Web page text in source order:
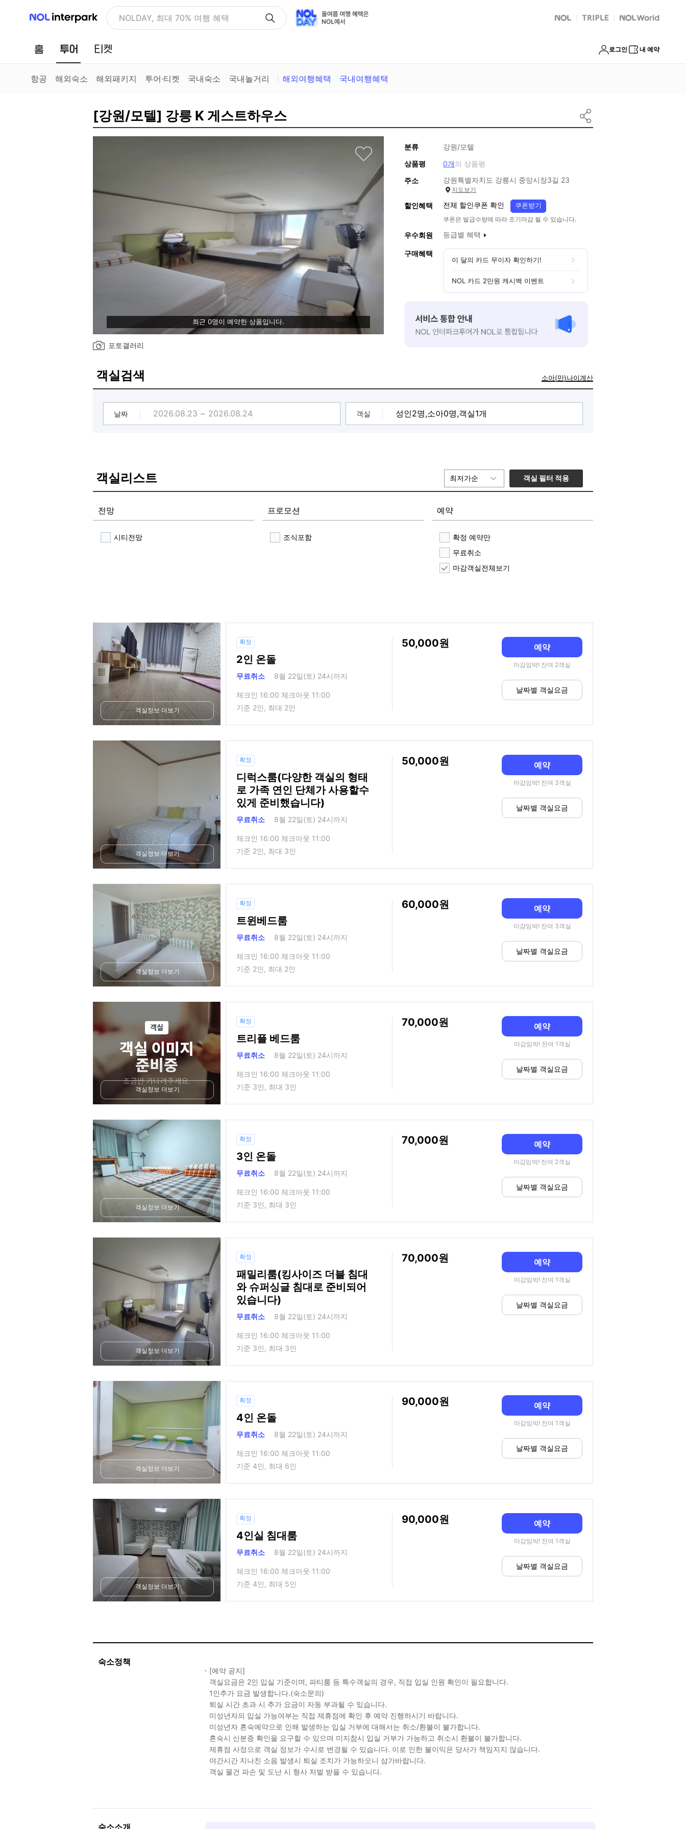
NOL 인터파크 NOLDAY, 최대 70% 여행 혜택 NOL 트리플 Global Interpark
홈 투어 로그인 내 예약
항공 해외숙소 해외패키지 투어·티켓 국내숙소 국내놀거리 해외여행혜택 국내여행혜택
[강원/모텔] 강릉 K 게스트하우스
최근 0명이 예약한 상품입니다.
포토갤러리
분류
강원/모텔
상품평
0개의 상품평
주소
강원특별자치도 강릉시 중앙시장3길 23
지도보기
할인혜택 전체 할인쿠폰 확인 쿠폰받기
쿠폰은 발급수량에 따라 조기마감 될 수 있습니다.
우수회원 등급별 혜택
구매혜택
이 달의 카드 무이자 확인하기!
NOL 카드 2만원 캐시백 이벤트
객실검색 소아(만)나이계산
날짜 객실
객실리스트 최저가순 객실 필터 적용
전망
시티전망
프로모션
조식포함
예약
확정 예약만
무료취소
마감객실전체보기
객실정보 더보기
확정
2인 온돌
무료취소 8월 22일(토) 24시까지
체크인 16:00 체크아웃 11:00
기준 2인, 최대 2인
50,000 예약
마감임박! 잔여 2객실
날짜별 객실요금
객실정보 더보기
확정
디럭스룸(다양한 객실의 형태
로 가족 연인 단체가 사용할수
있게 준비했습니다)
무료취소 8월 22일(토) 24시까지
체크인 16:00 체크아웃 11:00
기준 2인, 최대 3인
50,000 예약
마감임박! 잔여 3객실
날짜별 객실요금
객실정보 더보기
확정
트윈베드룸
무료취소 8월 22일(토) 24시까지
체크인 16:00 체크아웃 11:00
기준 2인, 최대 2인
60,000 예약
마감임박! 잔여 3객실
날짜별 객실요금
객실정보 더보기
확정
트리플 베드룸
무료취소 8월 22일(토) 24시까지
체크인 16:00 체크아웃 11:00
기준 3인, 최대 3인
70,000 예약
마감임박! 잔여 1객실
날짜별 객실요금
객실정보 더보기
확정
3인 온돌
무료취소 8월 22일(토) 24시까지
체크인 16:00 체크아웃 11:00
기준 3인, 최대 3인
70,000 예약
마감임박! 잔여 2객실
날짜별 객실요금
객실정보 더보기
확정
패밀리룸(킹사이즈 더블 침대
와 슈퍼싱글 침대로 준비되어
있습니다)
무료취소 8월 22일(토) 24시까지
체크인 16:00 체크아웃 11:00
기준 3인, 최대 3인
70,000 예약
마감임박! 잔여 1객실
날짜별 객실요금
객실정보 더보기
확정
4인 온돌
무료취소 8월 22일(토) 24시까지
체크인 16:00 체크아웃 11:00
기준 4인, 최대 6인
90,000 예약
마감임박! 잔여 1객실
날짜별 객실요금
객실정보 더보기
확정
4인실 침대룸
무료취소 8월 22일(토) 24시까지
체크인 16:00 체크아웃 11:00
기준 4인, 최대 5인
90,000 예약
마감임박! 잔여 1객실
날짜별 객실요금
숙소정책
[예약 공지]
객실요금은 2인 입실 기준이며, 파티룸 등 특수객실의 경우, 직접 입실 인원 확인이 필요합니다.
1인추가 요금 발생합니다.(숙소문의)
퇴실 시간 초과 시 추가 요금이 자동 부과될 수 있습니다.
미성년자의 입실 가능여부는 직접 제휴점에 확인 후 예약 진행하시기 바랍니다.
미성년자 혼숙예약으로 인해 발생하는 입실 거부에 대해서는 취소/환불이 불가합니다.
혼숙시 신분증 확인을 요구할 수 있으며 미지참시 입실 거부가 가능하고 취소시 환불이 불가합니다.
제휴점 사정으로 객실 정보가 수시로 변경될 수 있습니다. 이로 인한 불이익은 당사가 책임지지 않습니다.
야간시간 지나친 소음 발생시 퇴실 조치가 가능하오니 삼가바랍니다.
객실 물건 파손 및 도난 시 형사 처벌 받을 수 있습니다.